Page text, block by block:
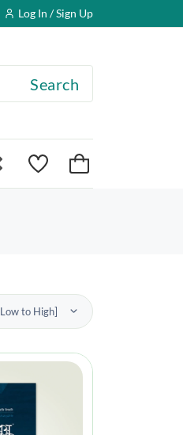
Log In / Sign Up
Search
to High]